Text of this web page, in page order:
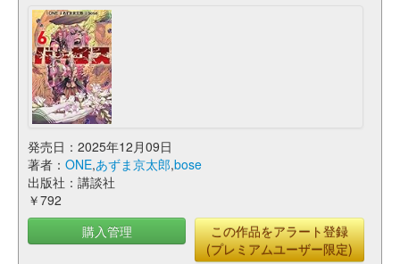
発売日：2025年12月09日
著者： ONE,あずま京太郎,bose
出版社：講談社
￥792
購入管理
この作品をアラート登録
(プレミアムユーザー限定)